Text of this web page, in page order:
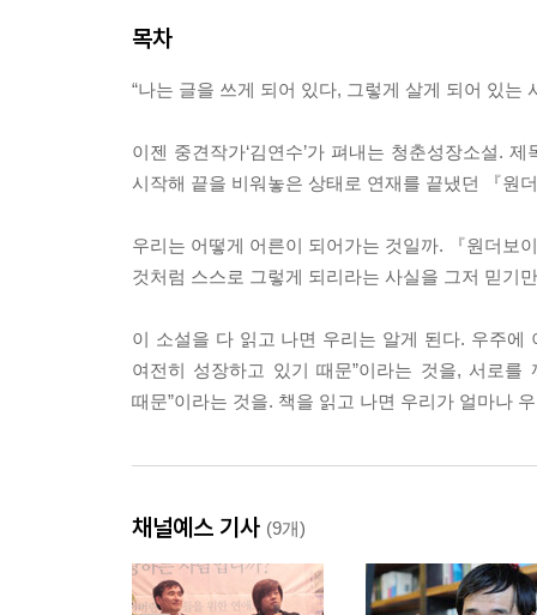
목차
“나는 글을 쓰게 되어 있다, 그렇게 살게 되어 있는
이젠 중견작가‘김연수’가 펴내는 청춘성장소설.
시작해 끝을 비워놓은 상태로 연재를 끝냈던 『원
우리는 어떻게 어른이 되어가는 것일까. 『원더보
것처럼 스스로 그렇게 되리라는 사실을 그저 믿기
이 소설을 다 읽고 나면 우리는 알게 된다. 우주에
여전히 성장하고 있기 때문”이라는 것을, 서로
때문”이라는 것을. 책을 읽고 나면 우리가 얼마나
채널예스 기사 (9개)